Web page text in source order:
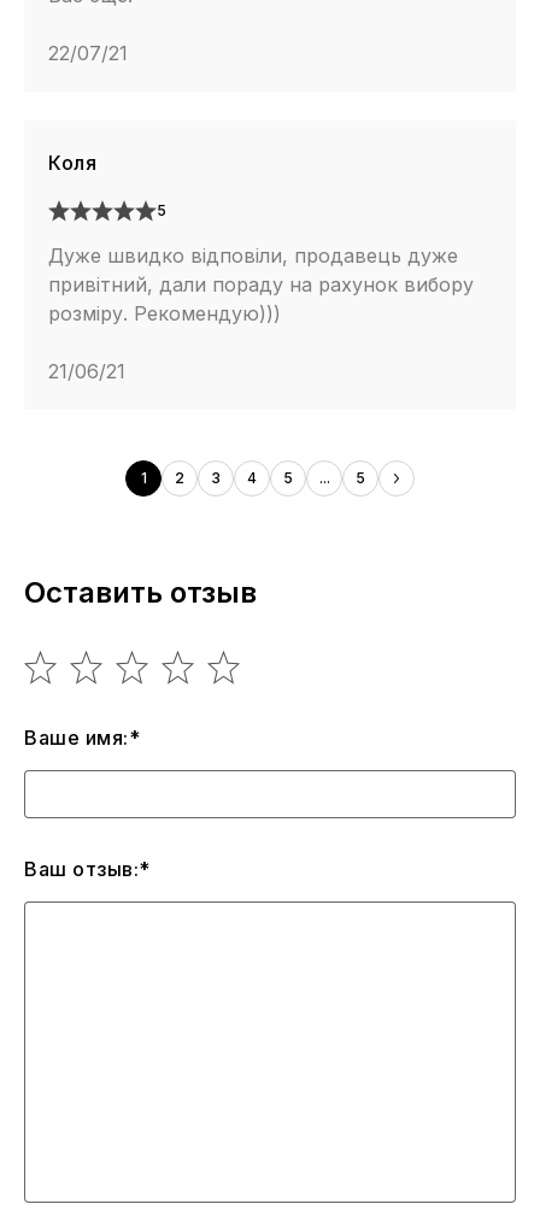
22/07/21
Коля
5
Дуже швидко відповіли, продавець дуже
привітний, дали пораду на рахунок вибору
розміру. Рекомендую)))
21/06/21
1 2 3 4 5 ... 5
Оставить отзыв
Ваше имя:*
Ваш отзыв:*